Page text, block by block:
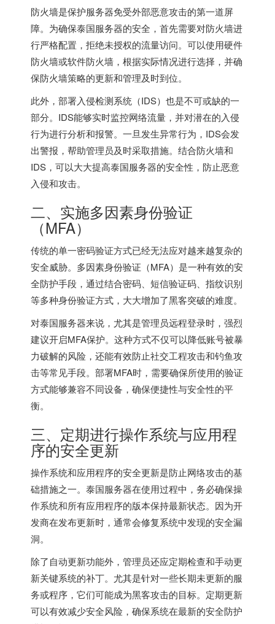
防火墙是保护服务器免受外部恶意攻击的第一道屏
障。为确保泰国服务器的安全，首先需要对防火墙进
行严格配置，拒绝未授权的流量访问。可以使用硬件
防火墙或软件防火墙，根据实际情况进行选择，并确
保防火墙策略的更新和管理及时到位。
此外，部署入侵检测系统（IDS）也是不可或缺的一
部分。IDS能够实时监控网络流量，并对潜在的入侵
行为进行分析和报警。一旦发生异常行为，IDS会发
出警报，帮助管理员及时采取措施。结合防火墙和
IDS，可以大大提高泰国服务器的安全性，防止恶意
入侵和攻击。
二、实施多因素身份验证
（MFA）
传统的单一密码验证方式已经无法应对越来越复杂的
安全威胁。多因素身份验证（MFA）是一种有效的安
全防护手段，通过结合密码、短信验证码、指纹识别
等多种身份验证方式，大大增加了黑客突破的难度。
对泰国服务器来说，尤其是管理员远程登录时，强烈
建议开启MFA保护。这种方式不仅可以降低账号被暴
力破解的风险，还能有效防止社交工程攻击和钓鱼攻
击等常见手段。部署MFA时，需要确保所使用的验证
方式能够兼容不同设备，确保便捷性与安全性的平
衡。
三、定期进行操作系统与应用程
序的安全更新
操作系统和应用程序的安全更新是防止网络攻击的基
础措施之一。 泰国服务器在使用过程中，务必确保操
作系统和所有应用程序的版本保持最新状态。因为开
发商在发布更新时，通常会修复系统中发现的安全漏
洞。
除了自动更新功能外，管理员还应定期检查和手动更
新关键系统的补丁。尤其是针对一些长期未更新的服
务或程序，它们可能成为黑客攻击的目标。定期更新
可以有效减少安全风险，确保系统在最新的安全防护